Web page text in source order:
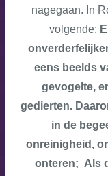
nagegaan. In
volgende:
eens beelds
gevogelte,
gedierten.
in de
onreinigheid,
onteren; Als